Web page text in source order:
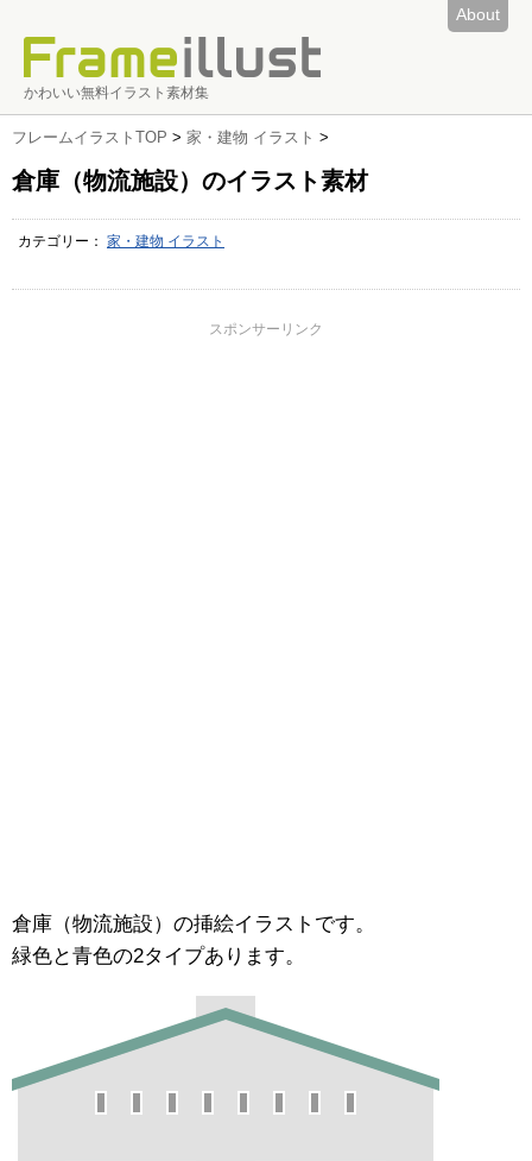
About
かわいい無料イラスト素材集
フレームイラストTOP > 家・建物 イラスト >
倉庫（物流施設）のイラスト素材
カテゴリー： 家・建物 イラスト
スポンサーリンク
倉庫（物流施設）の挿絵イラストです。
緑色と青色の2タイプあります。